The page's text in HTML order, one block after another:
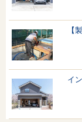
【
イ